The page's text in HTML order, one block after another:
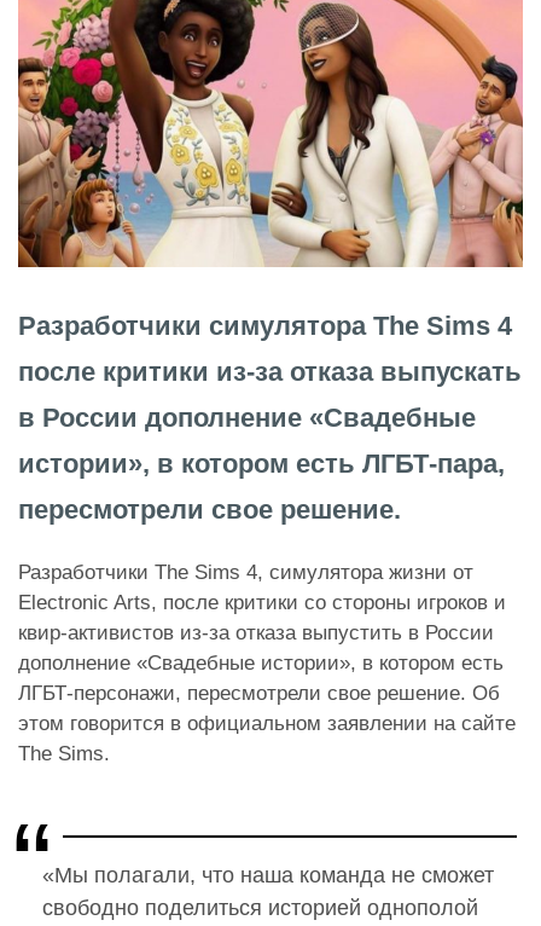
Разработчики симулятора The Sims 4
после критики из-за отказа выпускать
в России дополнение «Свадебные
истории», в котором есть ЛГБТ-пара,
пересмотрели свое решение.
Разработчики The Sims 4, симулятора жизни от
Electronic Arts, после критики со стороны игроков и
квир-активистов из-за отказа выпустить в России
дополнение «Свадебные истории», в котором есть
ЛГБТ-персонажи, пересмотрели свое решение. Об
этом говорится в официальном заявлении на сайте
The Sims.
«Мы полагали, что наша команда не сможет
свободно поделиться историей однополой